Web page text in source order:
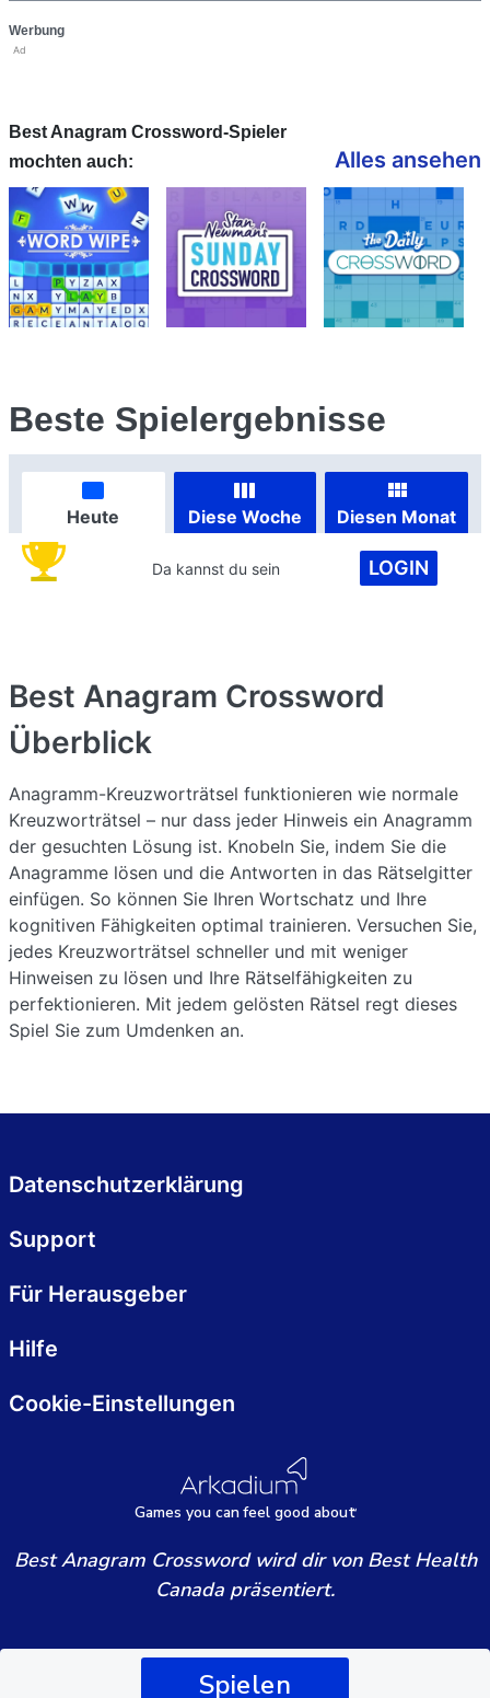
Spielen
Werbung
Ad
Best Anagram Crossword-Spieler
mochten auch:
Alles ansehen
Beste Spielergebnisse
Heute Diese Woche Diesen Monat
Da kannst du sein LOGIN
Best Anagram Crossword
Überblick
Anagramm-Kreuzworträtsel funktionieren wie normale
Kreuzworträtsel – nur dass jeder Hinweis ein Anagramm
der gesuchten Lösung ist. Knobeln Sie, indem Sie die
Anagramme lösen und die Antworten in das Rätselgitter
einfügen. So können Sie Ihren Wortschatz und Ihre
kognitiven Fähigkeiten optimal trainieren. Versuchen Sie,
jedes Kreuzworträtsel schneller und mit weniger
Hinweisen zu lösen und Ihre Rätselfähigkeiten zu
perfektionieren. Mit jedem gelösten Rätsel regt dieses
Spiel Sie zum Umdenken an.
Games you canfeel good about
Datenschutzerklärung
Support
Für Herausgeber
Hilfe
Cookie-Einstellungen
Best Anagram Crossword wird dir von Best Health
Canada präsentiert.